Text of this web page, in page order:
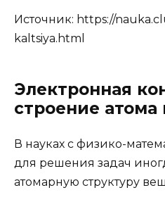
Источник: https://
kaltsiya.html
Электронная
строение атома
В науках с физико-
для решения задач
атомарную структуру